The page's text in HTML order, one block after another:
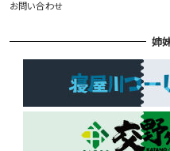
お問い合わせ
姉